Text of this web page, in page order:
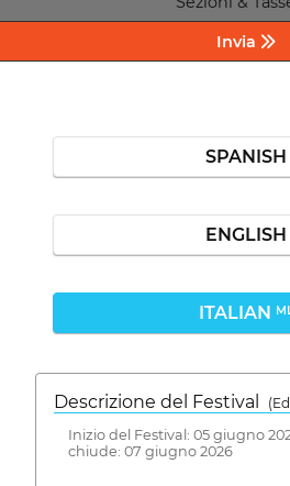
Invia
SPANISH
ENGLISH
ITALIAN
Descrizione del Festival
(
Inizio del Festival: 05 giugno
chiude: 07 giugno 2026